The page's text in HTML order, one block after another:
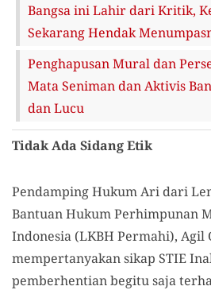
Bangsa ini Lahir dari Kritik,
Sekarang Hendak
Penghapusan Mural dan
Mata Seniman dan Aktivis
dan Lucu
Tidak Ada Sidang Etik
Pendamping Hukum Ari dari
Bantuan Hukum Perhimpunan
Indonesia (LKBH Permahi), Agil
mempertanyakan sikap STIE
pemberhentian begitu saja